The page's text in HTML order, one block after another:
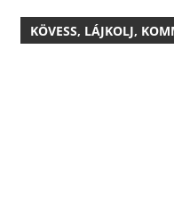
KÖVESS, LÁJKOLJ,